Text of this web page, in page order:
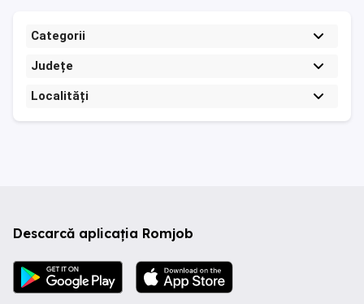
Categorii
Județe
Localități
Descarcă aplicația Romjob